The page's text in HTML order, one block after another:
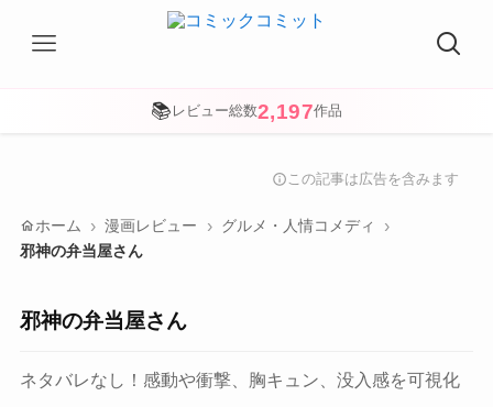
📚 レビュー総数2,197作品
info この記事は広告を含みます
home ホーム 漫画レビュー
グルメ・人情コメディ
邪神の弁当屋さん
邪神の弁当屋さん
ネタバレなし！感動や衝撃、胸キュン、没入感を可視化